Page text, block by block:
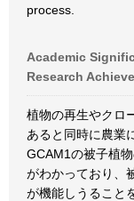
process.
Academic
Research
植物の再生やクロ
あると同時に農業
GCAM1の被子植
がわかっており、
が機能しうること